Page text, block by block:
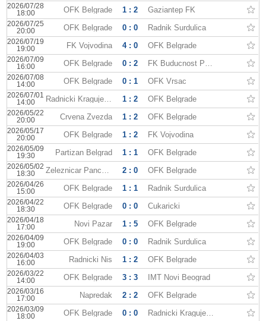
2026/07/28
18:00
OFK Belgrade 1 : 2 Gaziantep FK
2026/07/25
20:00
OFK Belgrade 0 : 0 Radnik Surdulica
2026/07/19
19:00
FK Vojvodina 4 : 0 OFK Belgrade
2026/07/09
16:00
OFK Belgrade 0 : 2 FK Buducnost Podgorica
2026/07/08
14:00
OFK Belgrade 0 : 1 OFK Vrsac
2026/07/01
14:00
Radnicki Kragujevac 1 : 2 OFK Belgrade
2026/05/22
20:00
Crvena Zvezda 1 : 2 OFK Belgrade
2026/05/17
20:00
OFK Belgrade 1 : 2 FK Vojvodina
2026/05/09
19:30
Partizan Belgrad 1 : 1 OFK Belgrade
2026/05/02
18:30
Zeleznicar Pancevo 2 : 0 OFK Belgrade
2026/04/26
15:00
OFK Belgrade 1 : 1 Radnik Surdulica
2026/04/22
18:30
OFK Belgrade 0 : 0 Cukaricki
2026/04/18
17:00
Novi Pazar 1 : 5 OFK Belgrade
2026/04/09
19:00
OFK Belgrade 0 : 0 Radnik Surdulica
2026/04/03
16:00
Radnicki Nis 1 : 2 OFK Belgrade
2026/03/22
14:00
OFK Belgrade 3 : 3 IMT Novi Beograd
2026/03/16
17:00
Napredak 2 : 2 OFK Belgrade
2026/03/09
18:00
OFK Belgrade 0 : 0 Radnicki Kragujevac